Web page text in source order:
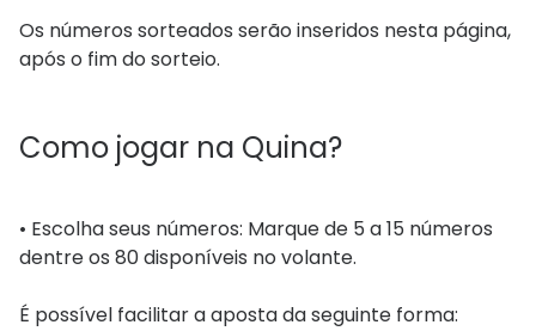
Os números sorteados serão inseridos nesta página,
após o fim do sorteio.
Como jogar na Quina?
• Escolha seus números: Marque de 5 a 15 números
dentre os 80 disponíveis no volante.
É possível facilitar a aposta da seguinte forma: